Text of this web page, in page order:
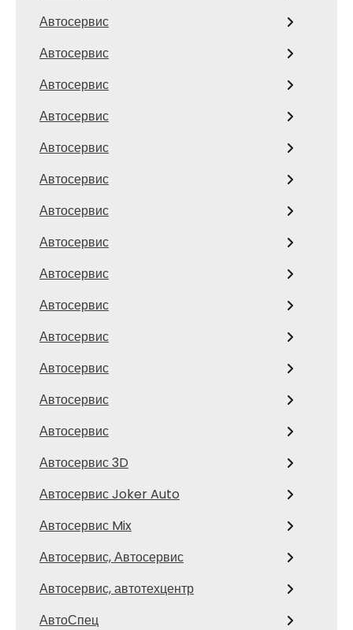
Автосервис
Автосервис
Автосервис
Автосервис
Автосервис
Автосервис
Автосервис
Автосервис
Автосервис
Автосервис
Автосервис
Автосервис
Автосервис
Автосервис
Автосервис 3D
Автосервис Joker Auto
Автосервис Mix
Автосервис, Автосервис
Автосервис, автотехцентр
АвтоСпец